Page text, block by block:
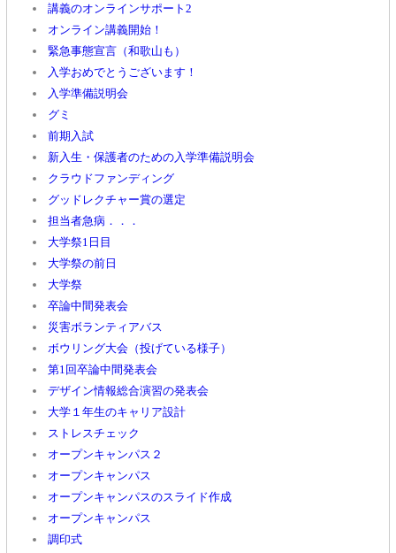
講義のオンラインサポート2
オンライン講義開始！
緊急事態宣言（和歌山も）
入学おめでとうございます！
入学準備説明会
グミ
前期入試
新入生・保護者のための入学準備説明会
クラウドファンディング
グッドレクチャー賞の選定
担当者急病．．．
大学祭1日目
大学祭の前日
大学祭
卒論中間発表会
災害ボランティアバス
ボウリング大会（投げている様子）
第1回卒論中間発表会
デザイン情報総合演習の発表会
大学１年生のキャリア設計
ストレスチェック
オープンキャンパス２
オープンキャンパス
オープンキャンパスのスライド作成
オープンキャンパス
調印式